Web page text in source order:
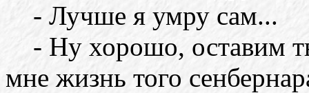
- Лучше я умру сам...
- Ну хорошо, оставим
мне жизнь того